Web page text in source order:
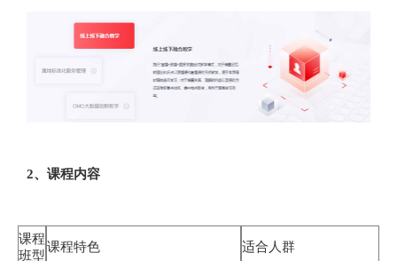
2、课程内容
课程
班型
课程特色 适合人群